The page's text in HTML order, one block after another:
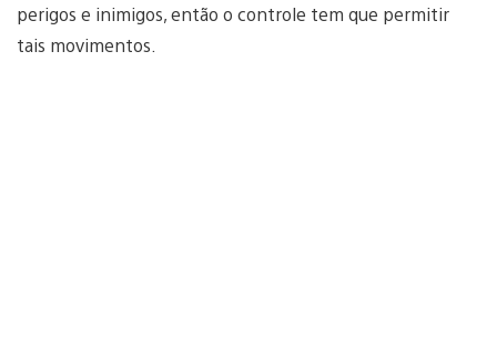
perigos e inimigos, então o controle tem que permitir
tais movimentos.